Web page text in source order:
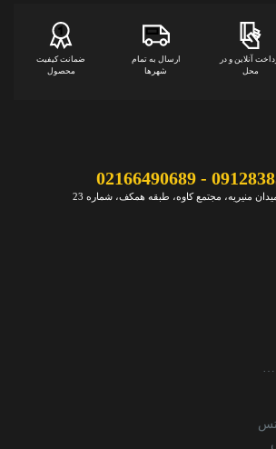
آنلاین و در
محل
ارسال به تمام
شهرها
ضمانت کیفیت
محصول
09128385985 -
منیریه، مجتمع کاوه، طبقه همکف، شماره 23
…